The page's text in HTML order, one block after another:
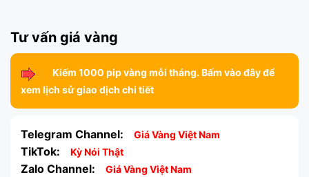
Tư vấn giá vàng
Kiếm 1000 pip vàng mỗi tháng. Bấm vào đây để
xem lịch sử giao dịch chi tiết
Telegram Channel: Giá Vàng Việt Nam
TikTok: Kỳ Nói Thật
Zalo Channel: Giá Vàng Việt Nam